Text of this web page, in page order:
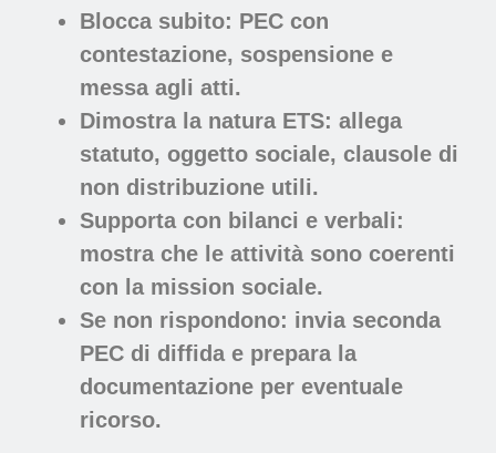
Blocca subito: PEC con
contestazione, sospensione e
messa agli atti.
Dimostra la natura ETS: allega
statuto, oggetto sociale, clausole di
non distribuzione utili.
Supporta con bilanci e verbali:
mostra che le attività sono coerenti
con la mission sociale.
Se non rispondono: invia seconda
PEC di diffida e prepara la
documentazione per eventuale
ricorso.